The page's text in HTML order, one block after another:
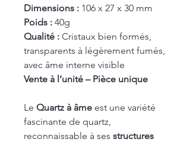
Dimensions : 106 x 27 x 30 mm
Poids : 40g
Qualité : Cristaux bien formés,
transparents à légèrement fumés,
avec âme interne visible
Vente à l’unité – Pièce unique
Le Quartz à âme est une variété
fascinante de quartz,
reconnaissable à ses structures